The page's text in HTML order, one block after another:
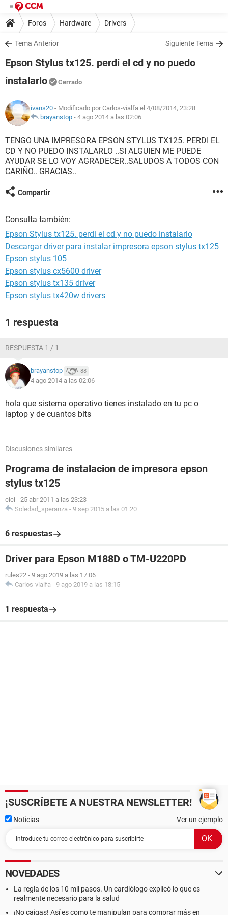
Foros Hardware Drivers
Tema Anterior Siguiente Tema
Epson Stylus tx125. perdi el cd y no puedo
instalarlo
Cerrado
ivans20 - Modificado por Carlos-vialfa el 4/08/2014, 23:28
brayanstop - 4 ago 2014 a las 02:06
TENGO UNA IMPRESORA EPSON STYLUS TX125. PERDI EL
CD Y NO PUEDO INSTALARLO ..SI ALGUIEN ME PUEDE
AYUDAR SE LO VOY AGRADECER..SALUDOS A TODOS CON
CARIÑO.. GRACIAS..
Compartir
Consulta también:
Epson Stylus tx125. perdi el cd y no puedo instalarlo
Descargar driver para instalar impresora epson stylus tx125
Epson stylus 105
Epson stylus cx5600 driver
Epson stylus tx135 driver
Epson stylus tx420w drivers
1 respuesta
RESPUESTA 1 / 1
brayanstop 88
4 ago 2014 a las 02:06
hola que sistema operativo tienes instalado en tu pc o
laptop y de cuantos bits
Discusiones similares
Programa de instalacion de impresora epson
stylus tx125
cici - 25 abr 2011 a las 23:23
Soledad_speranza - 9 sep 2015 a las 01:20
6 respuestas
Driver para Epson M188D o TM-U220PD
rules22 - 9 ago 2019 a las 17:06
Carlos-vialfa - 9 ago 2019 a las 18:15
1 respuesta
¡SUSCRÍBETE A NUESTRA NEWSLETTER!
Noticias Ver un ejemplo
NOVEDADES
La regla de los 10 mil pasos. Un cardiólogo explicó lo que es
realmente necesario para la salud
¡No caigas! Así es como te manipulan para comprar más en